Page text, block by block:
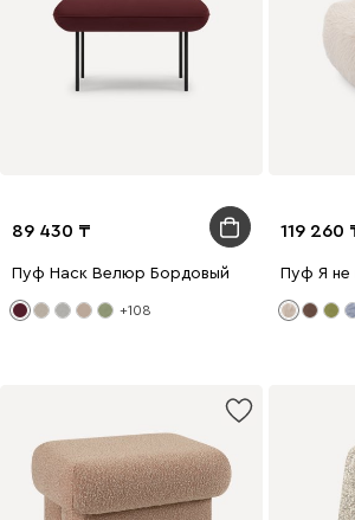
89 430
Пуф Наск Велюр Бордовый
+108
119 260
Пуф Я не